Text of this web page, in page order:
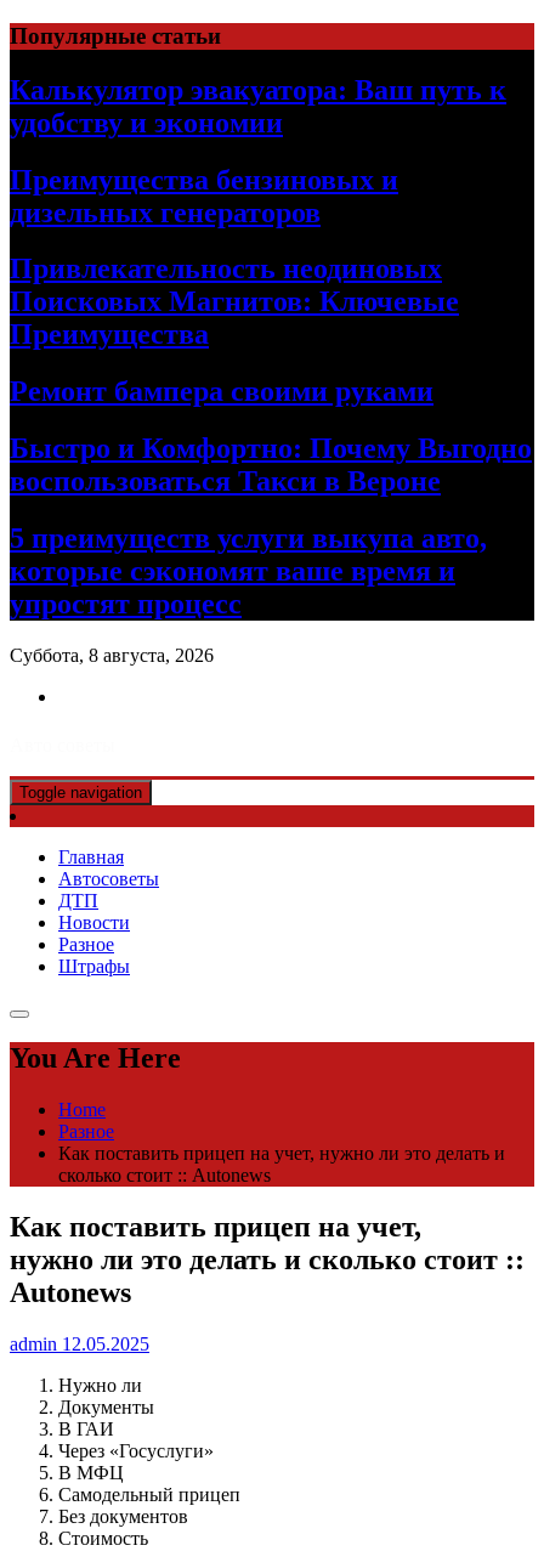
Skip
to
content
Популярные статьи
Калькулятор эвакуатора: Ваш путь к
удобству и экономии
Преимущества бензиновых и
дизельных генераторов
Привлекательность неодиновых
Поисковых Магнитов: Ключевые
Преимущества
Ремонт бампера своими руками
Быстро и Комфортно: Почему Выгодно
воспользоваться Такси в Вероне
5 преимуществ услуги выкупа авто,
которые сэкономят ваше время и
упростят процесс
Суббота, 8 августа, 2026
Toggle navigation
Главная
Автосоветы
ДТП
Новости
Разное
Штрафы
You Are Here
Home
Разное
Как поставить прицеп на учет, нужно ли это делать и
сколько стоит :: Autonews
Как поставить прицеп на учет,
нужно ли это делать и сколько стоит ::
Autonews
admin 12.05.2025
Нужно ли
Документы
В ГАИ
Через «Госуслуги»
В МФЦ
Самодельный прицеп
Без документов
Стоимость